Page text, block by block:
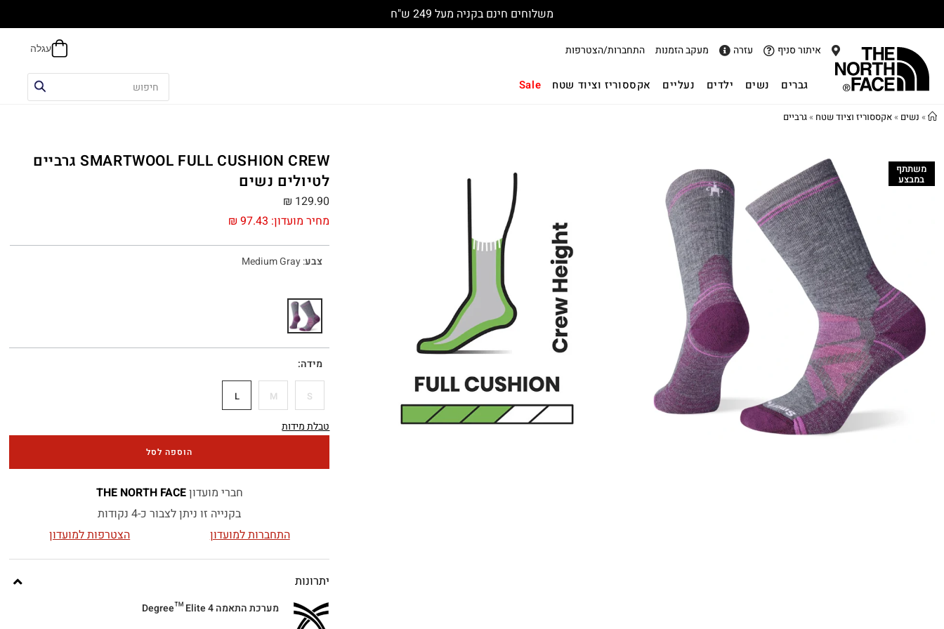
משלוחים חינם בקניה מעל 249 ש"ח
איתור סניף עזרה מעקב הזמנות התחברות/הצטרפות
גברים נשים ילדים נעליים אקססוריז וציוד שטח Sale
» נשים »אקססוריז וציוד שטח »גרביים
משתתף
במבצע
SMARTWOOL FULL CUSHION CREW גרביים
לטיולים נשים
מחיר מועדון: ₪ 97.43
₪ 129.90
צבע:
Medium Gray
מידה
S
M
L
טבלת מידות
הוספה לסל
חברי מועדוןTHE NORTH FACE
בקנייה זו ניתן לצבור כ-4 נקודות
התחברות למועדון
הצטרפות למועדון
יתרונות
מערכת התאמה 4 Degree™ Elite